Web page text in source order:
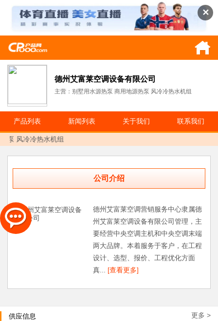
✕
德州艾富莱空调设备有限公司
主营：别墅用水源热泵 商用地源热泵 风冷冷热水机组
产品列表 新闻列表 关于我们 联系我们
泵 风冷冷热水机组
公司介绍
德州艾富莱空调营销服务中心隶属德
州艾富莱空调设备有限公司管理，主
要经营中央空调主机和中央空调末端
两大品牌。本着服务于客户，在工程
设计、选型、报价、工程优化方面
真... [查看更多]
供应信息 更多 >